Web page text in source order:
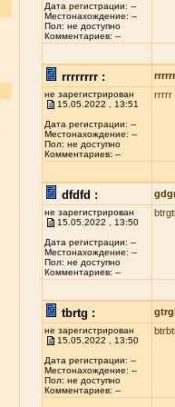
Дата регистрации: --
Местонахождение: --
Пол: не доступно
Комментариев: --
rrrrrrrr :
не зарегистрирован
15.05.2022 , 13:51
Дата регистрации: --
Местонахождение: --
Пол: не доступно
Комментариев: --
rrrrr
dfdfd :
не зарегистрирован
15.05.2022 , 13:50
Дата регистрации: --
Местонахождение: --
Пол: не доступно
Комментариев: --
tbrtg :
не зарегистрирован
15.05.2022 , 13:50
Дата регистрации: --
Местонахождение: --
Пол: не доступно
Комментариев: --